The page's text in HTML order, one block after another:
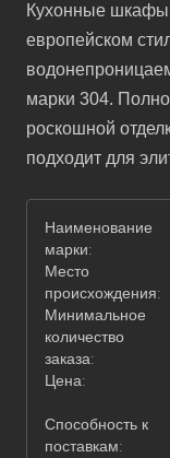
Кухонные шкафы
европейском
марки 304.
роскошной
подходит для
Наименование
марки:
Место
происхождения:
Минимальное
количество
заказа:
Цена:
Способность к
поставкам: